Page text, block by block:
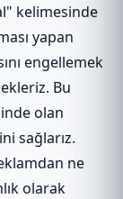
kelimesinde
yapan
engellemek
Bu
olan
sağlarız.
ne
olarak